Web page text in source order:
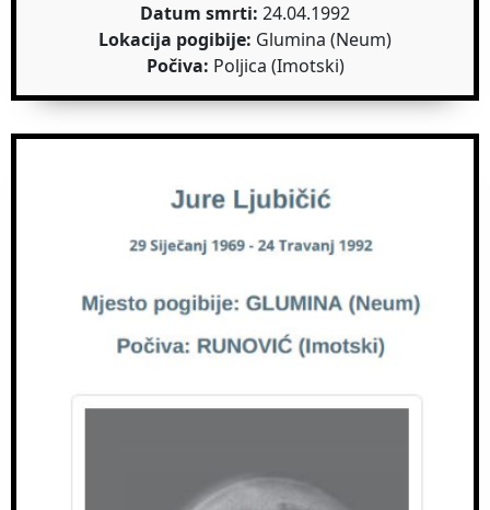
Datum smrti: 24.04.1992
Lokacija pogibije: Glumina (Neum)
Počiva: Poljica (Imotski)